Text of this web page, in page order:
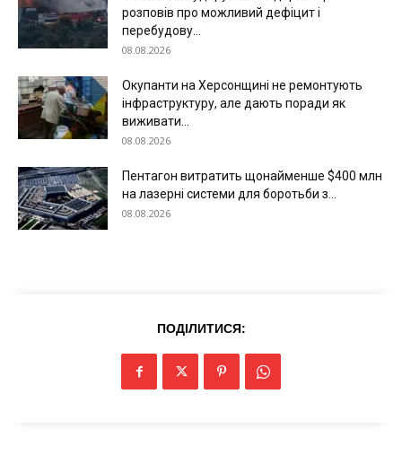
розповів про можливий дефіцит і
перебудову...
08.08.2026
Окупанти на Херсонщині не ремонтують
інфраструктуру, але дають поради як
виживати...
08.08.2026
Пентагон витратить щонайменше $400 млн
на лазерні системи для боротьби з...
08.08.2026
ПОДІЛИТИСЯ: